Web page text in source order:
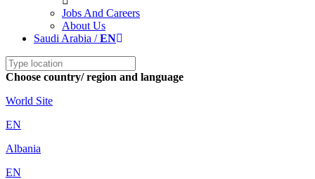
Jobs And Careers
About Us
Saudi Arabia /EN
Choose country/ region and language
World Site
EN
Albania
EN